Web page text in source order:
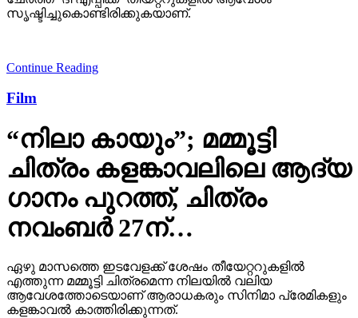
സൃഷ്ടിച്ചുകൊണ്ടിരിക്കുകയാണ്.
Continue Reading
Film
“നിലാ കായും”; മമ്മൂട്ടി
ചിത്രം കളങ്കാവലിലെ ആദ്യ
ഗാനം പുറത്ത്, ചിത്രം
നവംബർ 27ന്…
ഏഴു മാസത്തെ ഇടവേളക്ക് ശേഷം തീയേറ്ററുകളിൽ
എത്തുന്ന മമ്മൂട്ടി ചിത്രമെന്ന നിലയിൽ വലിയ
ആവേശത്തോടെയാണ് ആരാധകരും സിനിമാ പ്രേമികളും
കളങ്കാവൽ കാത്തിരിക്കുന്നത്.